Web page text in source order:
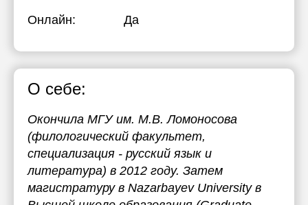
Онлайн: Да
О себе:
Окончила МГУ им. М.В. Ломоносова
(филологический факультет,
специализация - русский язык и
литература) в 2012 году. Затем
магистратуру в Nazarbayev University в